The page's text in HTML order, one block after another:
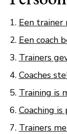
Een trainer
Een coach
Trainers
Coaches
Training is
Coaching
Trainers